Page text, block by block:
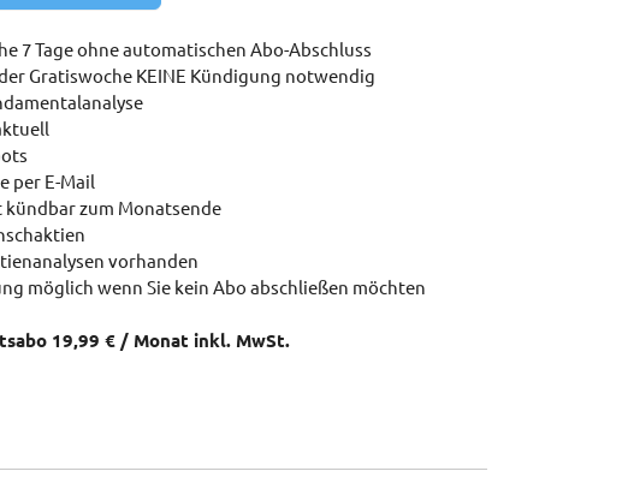
7 Tage ohne automatischen Abo-Abschluss
Gratiswoche KEINE Kündigung notwendig
per E-Mail
kündbar zum Monatsende
vorhanden
möglich wenn Sie kein Abo abschließen möchten
19,99 € / Monat inkl. MwSt.